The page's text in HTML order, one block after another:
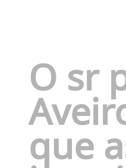
O sr
que